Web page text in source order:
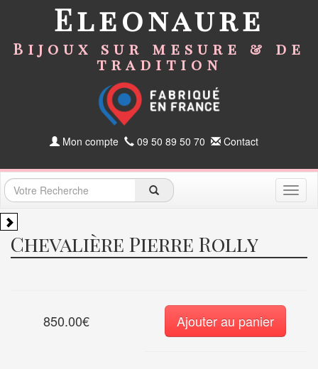
Eleonaure
Bijoux sur mesure & de
tradition
Mon compte 09 50 89 50 70 Contact
Chevalière Pierre Rolly
850.00€ Ajouter au panier